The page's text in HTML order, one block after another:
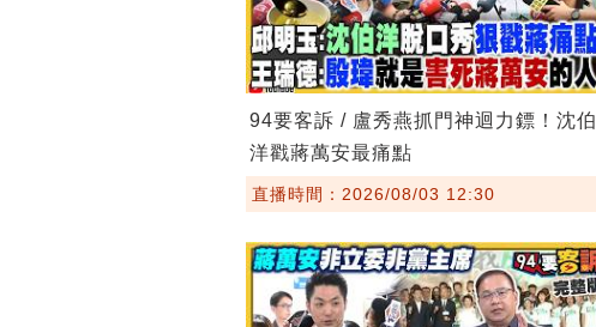
94要客訴 / 盧秀燕抓門神迴力鏢！沈伯
洋戳蔣萬安最痛點
直播時間：2026/08/03 12:30